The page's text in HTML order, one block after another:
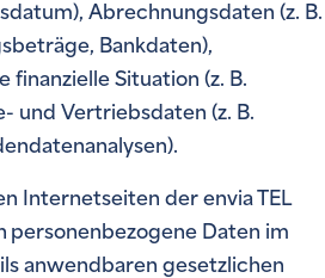
Abrechnungsdaten (z. B.
Bankdaten),
finanzielle Situation (z. B.
und Vertriebsdaten (z. B.
Internetseiten der envia TEL
personenbezogene Daten im
anwendbaren gesetzlichen